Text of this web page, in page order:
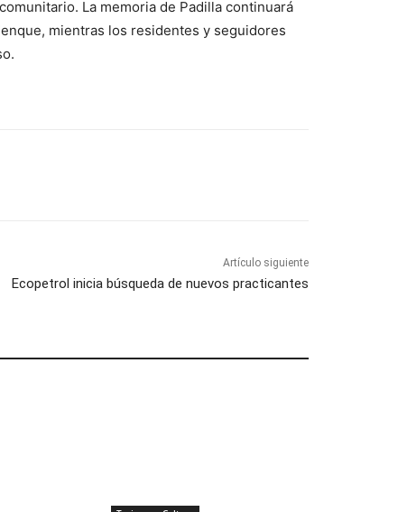
La memoria de Padilla continuará
mientras los residentes y seguidores
Artículo siguiente
Ecopetrol inicia búsqueda de nuevos practicantes